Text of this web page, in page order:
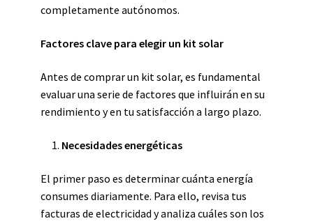
completamente autónomos.
Factores clave para elegir un kit solar
Antes de comprar un kit solar, es fundamental
evaluar una serie de factores que influirán en su
rendimiento y en tu satisfacción a largo plazo.
Necesidades energéticas
El primer paso es determinar cuánta energía
consumes diariamente. Para ello, revisa tus
facturas de electricidad y analiza cuáles son los